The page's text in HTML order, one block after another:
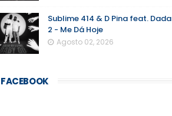
Sublime 414 & D Pina feat. Dada
2 - Me Dá Hoje
Agosto 02, 2026
FACEBOOK